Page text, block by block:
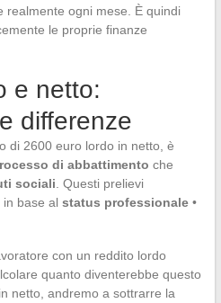
realmente ogni mese. È quindi
le proprie finanze
e netto:
differenze
di 2600 euro lordo in netto, è
di abbattimento che
sociali . Questi prelievi
base al status professionale•
con un reddito lordo
quanto diventerebbe questo
netto, andremo a sottrarre la